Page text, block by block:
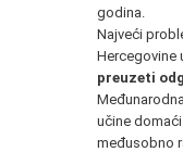
godina.
Najveći
Hercegovine
preuzeti
učine
međusobno